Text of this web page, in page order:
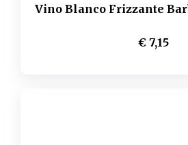
Vino Blanco Frizzante
€ 7,15